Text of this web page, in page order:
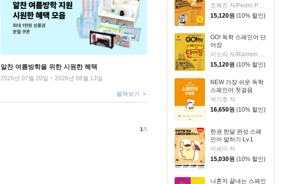
조혜진 저/Pedro Pombo 감수
15,120원 (10% 할인)
GO! 독학 스페인어 단
어장
이소라 저/Raimon Blancafort 감수
15,120원 (10% 할인)
NEW 가장 쉬운 독학
스페인어 첫걸음
박기호 저
16,650원 (10% 할인)
한권 한달 완성 스페
인어 말하기 Lv.1
이세미 저
15,030원 (10% 할인)
나혼자 끝내는 스페인
알찬 여름방학을 위한 시원한 혜택
2026년 07월 20일 ~ 2026년 08월 13일
펼쳐보기
1/5